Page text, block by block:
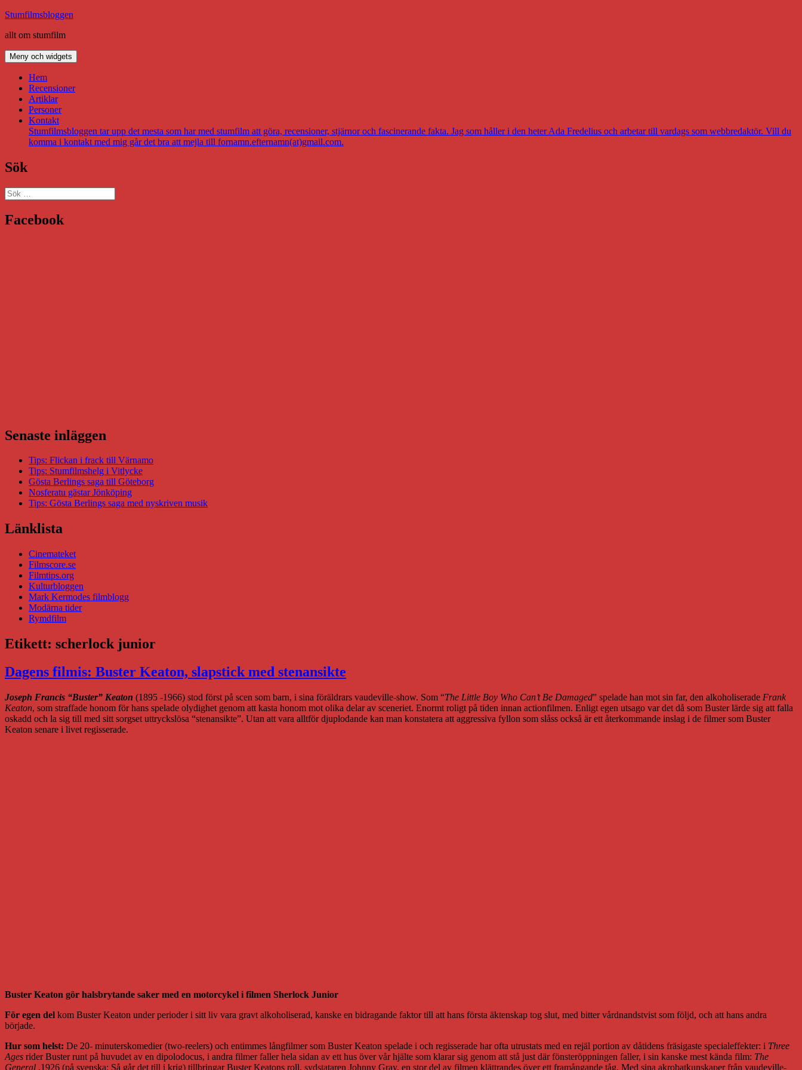
Hoppa
innehåll
Stumfilmsbloggen
allt om stumfilm
Meny och widgets
Hem
Recensioner
Artiklar
Personer
Kontakt
Stumfilmsbloggen tar upp det mesta som har med stumfilm att göra, recensioner, stjärnor och fascinerande fakta. Jag som håller i den heter Ada Fredelius och arbetar till vardags som webbredaktör. Vill du
komma i kontakt med mig går det bra att mejla till fornamn.efternamn(at)gmail.com.
Sök
Sök
efter:
Facebook
Senaste inläggen
Tips: Flickan i frack till Värnamo
Tips: Stumfilmshelg i Vitlycke
Gösta Berlings saga till Göteborg
Nosferatu gästar Jönköping
Tips: Gösta Berlings saga med nyskriven musik
Länklista
Cinemateket
Filmscore.se
Filmtips.org
Kulturbloggen
Mark Kermodes filmblogg
Modärna tider
Rymdfilm
Etikett: scherlock junior
Dagens filmis: Buster Keaton, slapstick med stenansikte
Joseph Francis “Buster” Keaton (1895 -1966) stod först på scen som barn, i sina föräldrars vaudeville-show. Som “The Little Boy Who Can’t Be Damaged” spelade han mot sin far, den alkoholiserade Frank
Keaton, som straffade honom för hans spelade olydighet genom att kasta honom mot olika delar av sceneriet. Enormt roligt på tiden innan actionfilmen. Enligt egen utsago var det då som Buster lärde sig att falla
oskadd och la sig till med sitt sorgset uttryckslösa “stenansikte”. Utan att vara alltför djuplodande kan man konstatera att aggressiva fyllon som slåss också är ett återkommande inslag i de filmer som Buster
Keaton senare i livet regisserade.
Buster Keaton gör halsbrytande saker med en motorcykel i filmen Sherlock Junior
För egen del kom Buster Keaton under perioder i sitt liv vara gravt alkoholiserad, kanske en bidragande faktor till att hans första äktenskap tog slut, med bitter vårdnandstvist som följd, och att hans andra
började.
Hur som helst: De 20- minuterskomedier (two-reelers) och entimmes långfilmer som Buster Keaton spelade i och regisserade har ofta utrustats med en rejäl portion av dåtidens fräsigaste specialeffekter: i Three
Ages rider Buster runt på huvudet av en dipolodocus, i andra filmer faller hela sidan av ett hus över vår hjälte som klarar sig genom att stå just där fönsteröppningen faller, i sin kanske mest kända film: The
General ,1926 (på svenska: Så går det till i krig) tillbringar Buster Keatons roll, sydstataren Johnny Gray, en stor del av filmen klättrandes över ett framångande tåg. Med sina akrobatkunskaper från vaudeville-